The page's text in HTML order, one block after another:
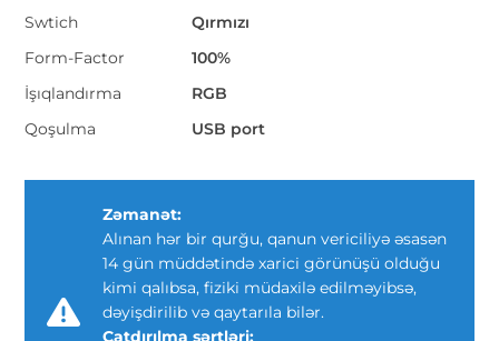
Swtich
Qırmızı
Form-Factor
100%
İşıqlandırma
RGB
Qoşulma
USB port
Zəmanət:
Alınan hər bir qurğu, qanun vericiliyə əsasən
14 gün müddətində xarici görünüşü olduğu
kimi qalıbsa, fiziki müdaxilə edilməyibsə,
dəyişdirilib və qaytarıla bilər.
Çatdırılma şərtləri: